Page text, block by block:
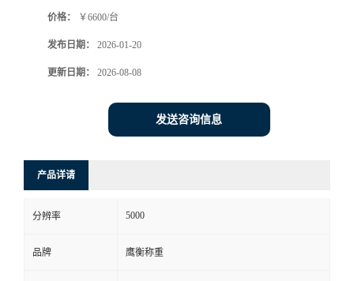
价格： ￥6600/台
发布日期： 2026-01-20
更新日期： 2026-08-08
发送咨询信息
产品详请
分辨率 5000
品牌 鹰衡称重